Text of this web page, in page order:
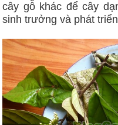
cây gỗ khác để cây
sinh trưởng và phát